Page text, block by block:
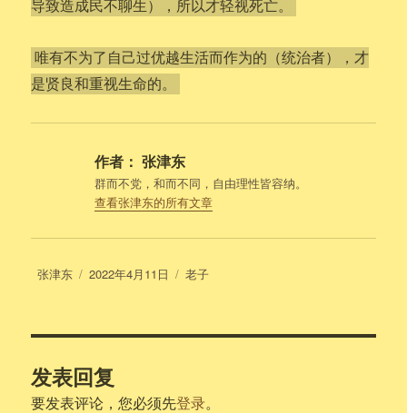
导致造成民不聊生），所以才轻视死亡。
唯有不为了自己过优越生活而作为的（统治者），才
是贤良和重视生命的。
作者： 张津东
群而不党，和而不同，自由理性皆容纳。
查看张津东的所有文章
作
张津东
发
2022年4月11日
分
老子
发表回复
要发表评论，您必须先登录。